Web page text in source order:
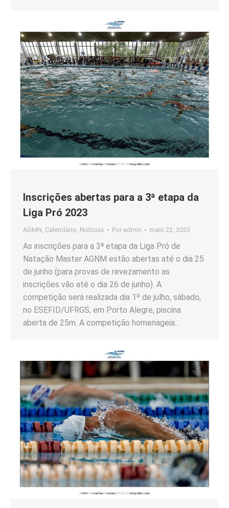
Inscrições abertas para a 3ª etapa da
Liga Pró 2023
AGMN Calendário Notícias Por admin maio 22, 2023
As inscrições para a 3ª etapa da Liga Pró de
Natação Master AGNM estão abertas até o dia 25
de junho (para provas de revezamento as
inscrições vão até o dia 26 de junho). A
competição será realizada dia 1º de julho, sábado,
no ESEFID/UFRGS, em Porto Alegre, piscina
aberta de 25m. A competição homenageia…